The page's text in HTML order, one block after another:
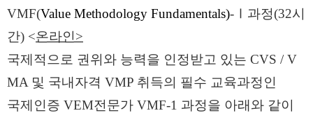
VMF(Value Methodology Fundamentals)-Ⅰ 과정(32시
간) <온라인>
국제적으로 권위와 능력을 인정받고 있는 CVS / V
MA 및 국내자격 VMP 취득의 필수 교육과정인
국제인증 VEM전문가 VMF-1 과정을 아래와 같이